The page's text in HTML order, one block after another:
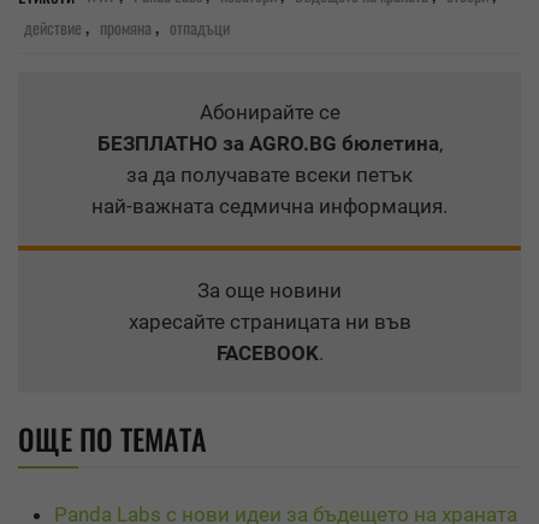
действие, промяна, отпадъци
Абонирайте се
БЕЗПЛАТНО за AGRO.BG бюлетина,
за да получавате всеки петък
най-важната седмична информация.
За още новини
харесайте страницата ни във
FACEBOOK.
ОЩЕ ПО ТЕМАТА
Panda Labs с нови идеи за бъдещето на храната